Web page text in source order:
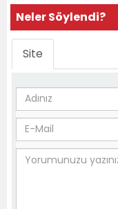
Neler Söylendi?
Site